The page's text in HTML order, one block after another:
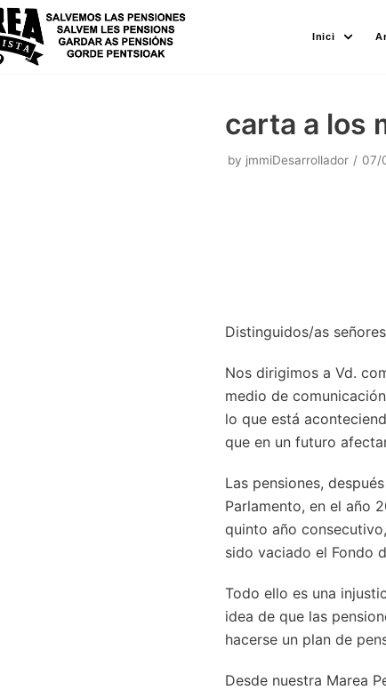
Skip
to
content
Inici
carta a los
by jmmiDesarrollador 07/
Distinguidos/as
Nos dirigimos a Vd.
medio de
lo que está
que en un futuro
Las pensiones,
Parlamento, en el año
quinto año
sido vaciado el Fondo
Todo ello es una
idea de que las
hacerse un plan de
Desde nuestra Marea